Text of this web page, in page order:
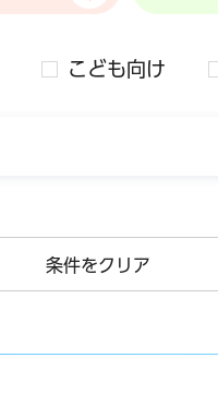
こども向け
条件をクリア